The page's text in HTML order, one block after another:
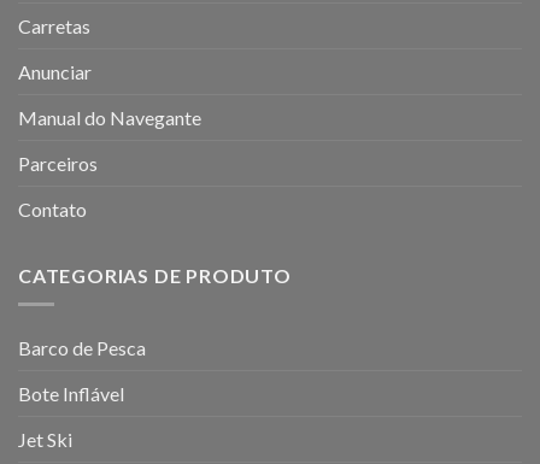
Carretas
Anunciar
Manual do Navegante
Parceiros
Contato
CATEGORIAS DE PRODUTO
Barco de Pesca
Bote Inflável
Jet Ski